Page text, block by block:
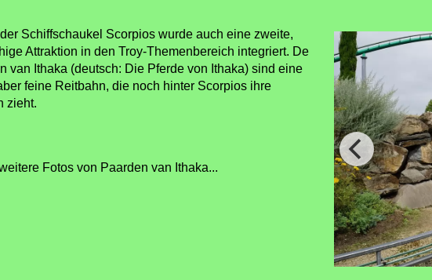
Schiffschaukel Scorpios wurde auch eine zweite,
Attraktion in den Troy-Themenbereich integriert. De
van Ithaka (deutsch: Die Pferde von Ithaka) sind eine
feine Reitbahn, die noch hinter Scorpios ihre
zieht.
Fotos von Paarden van Ithaka...